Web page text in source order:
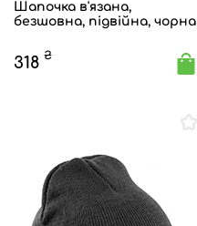
Шапочка в'язана,
безшовна, підвійна, чорна
318 ₴